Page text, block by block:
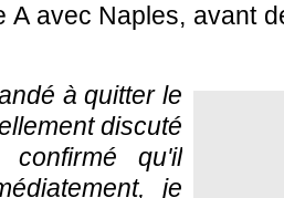
A avec Naples, avant
à quitter le
discuté
qu'il
je